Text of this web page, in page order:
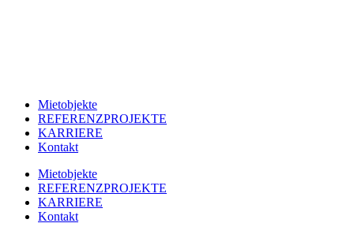
Mietobjekte
REFERENZPROJEKTE
KARRIERE
Kontakt
Mietobjekte
REFERENZPROJEKTE
KARRIERE
Kontakt